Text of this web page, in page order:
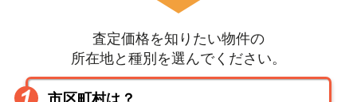
査定価格を知りたい物件の
所在地と種別を選んでください。